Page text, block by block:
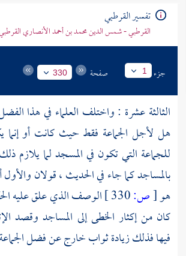
تفسير القرطبي
القرطبي - شمس الدين محمد بن أحمد الأنصاري
جزء 1 صفحة 330
الثالثة عشرة : واختلف العلماء في هذا
هل لأجل الجماعة فقط حيث كانت أو
للجماعة التي تكون في المسجد لما يلازم
بالمساجد كما جاء في الحديث ، قولان والأول
هو[ص:
الوصف الذي علق عليه
كان من إكثار الخطى إلى المساجد وقصد
فيها فذلك زيادة ثواب خارج عن فضل